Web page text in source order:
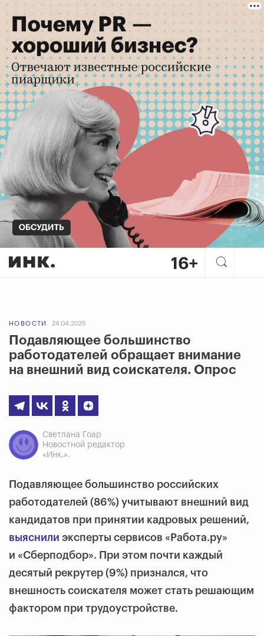
НОВОСТИ 24.04.2025
Подавляющее большинство
работодателей обращает внимание
на внешний вид соискателя. Опрос
Светлана Гоар
Новостной редактор
«Инк.».
Подавляющее большинство российских
работодателей (86%) учитывают внешний вид
кандидатов при принятии кадровых решений,
выяснили эксперты сервисов «Работа.ру»
и «Сберподбор». При этом почти каждый
десятый рекрутер (9%) признался, что
внешность соискателя может стать решающим
фактором при трудоустройстве.